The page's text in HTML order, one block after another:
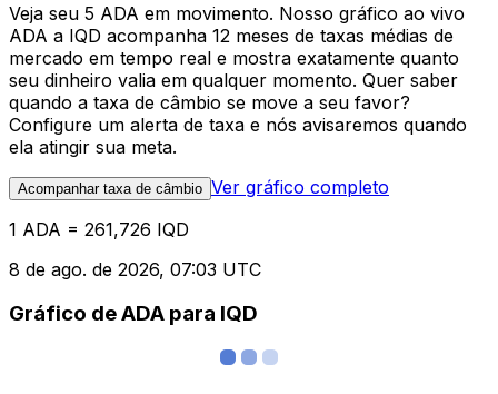
Veja seu 5 ADA em movimento. Nosso gráfico ao vivo
ADA a IQD acompanha 12 meses de taxas médias de
mercado em tempo real e mostra exatamente quanto
seu dinheiro valia em qualquer momento. Quer saber
quando a taxa de câmbio se move a seu favor?
Configure um alerta de taxa e nós avisaremos quando
ela atingir sua meta.
Acompanhar taxa de câmbio Ver gráfico completo
1 ADA = 261,726 IQD
8 de ago. de 2026, 07:03 UTC
Gráfico de ADA para IQD